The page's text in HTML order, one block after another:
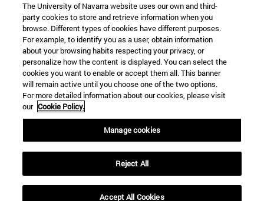
© Universidad de Navarra
Información legal
Accesibilidad
Configuración de cookies
Localizador de campus
The University of Navarra website uses our own and third-
party cookies to store and retrieve information when you
browse. Different types of cookies have different purposes.
For example, to identify you as a user, obtain information
about your browsing habits respecting your privacy, or
personalize how the content is displayed. You can select the
cookies you want to enable or accept them all. This banner
will remain active until you choose one of the two options.
For more detailed information about our cookies, please visit
our Cookie Policy.
Manage cookies
Reject All
Accept All Cookies